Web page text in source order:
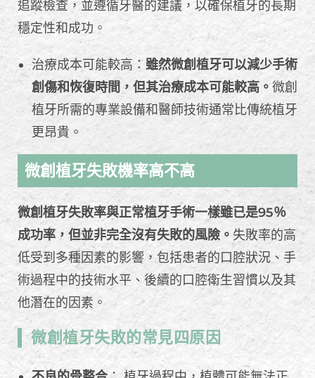
追蹤檢查，並遵循牙醫的建議，以確保植牙的長期
穩定性和成功。
治療成本可能較高：雖然微創植牙可以減少手術
創傷和恢復時間，但其治療成本可能較高。微創
植牙所需的專業設備和醫師技術通常比傳統植牙
更昂貴。
微創植牙失敗機率高不高
微創植牙失敗率與正常植牙手術一樣雖已是95％
成功率，但並非完全沒有失敗的風險。 失敗率的高
低受到多種因素的影響，包括患者的口腔狀況、手
術過程中的技術水平、後續的口腔衛生習慣以及其
他潛在的因素。
微創植牙失敗的常見四原因